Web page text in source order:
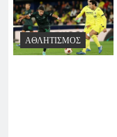
ΑΘΛΗΤΙΣΜΌΣ